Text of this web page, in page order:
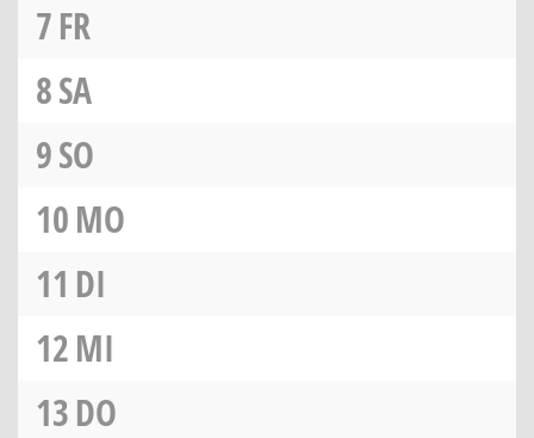
7FR
8SA
9SO
10MO
11 DI
12MI
13DO